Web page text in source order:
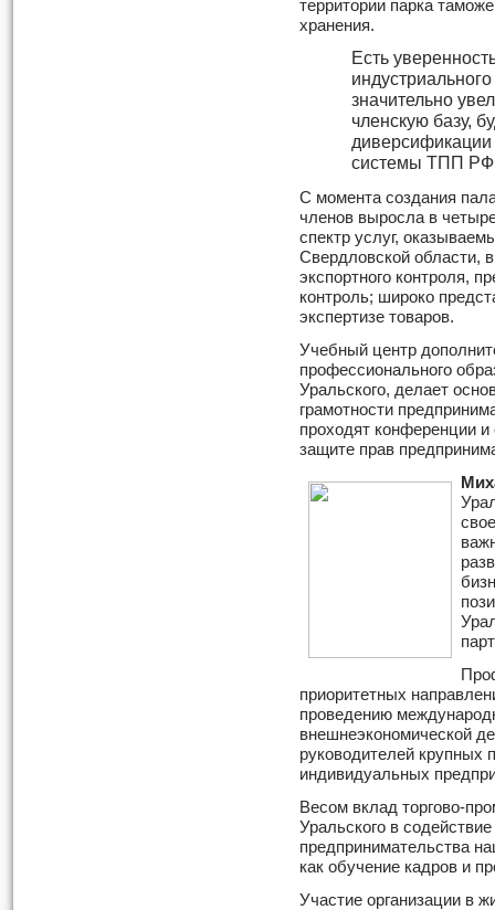
территории парка
хранения.
Есть
значительно
членскую базу,
системы ТПП
С момента создания
членов выросла в
спектр услуг,
Свердловской области,
экспортного контроля,
контроль; широко
экспертизе товаров.
Учебный центр
профессионального
Уральского, делает
грамотности
проходят конференции
защите прав
приоритетных
проведению
внешнеэкономической
руководителей крупных
индивидуальных
Весом вклад торгово-
Уральского в
предпринимательства
как обучение кадров и
Участие организации в